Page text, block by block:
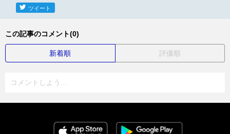
ツイート
この記事のコメント(0)
新着順 評価順
コメントしよう...